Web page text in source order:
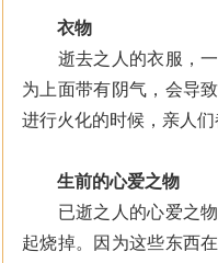
衣物
逝去之人的衣服，一
为上面带有阴气，会导
进行火化的时候，亲人们
生前的心爱之物
已逝之人的心爱之物
起烧掉。因为这些东西